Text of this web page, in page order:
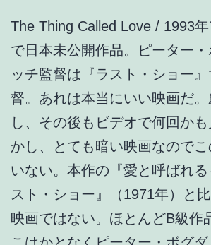
The Thing Called Love / 1993
で日本未公開作品。ピーター・
ッチ監督は『ラスト・ショー
督。あれは本当にいい映画だ
し、その後もビデオで何回か
かし、とても暗い映画なので
いない。本作の『愛と呼ばれ
スト・ショー』（1971年）と
映画ではない。ほとんどB級作
こはかとなくピーター・ボグ